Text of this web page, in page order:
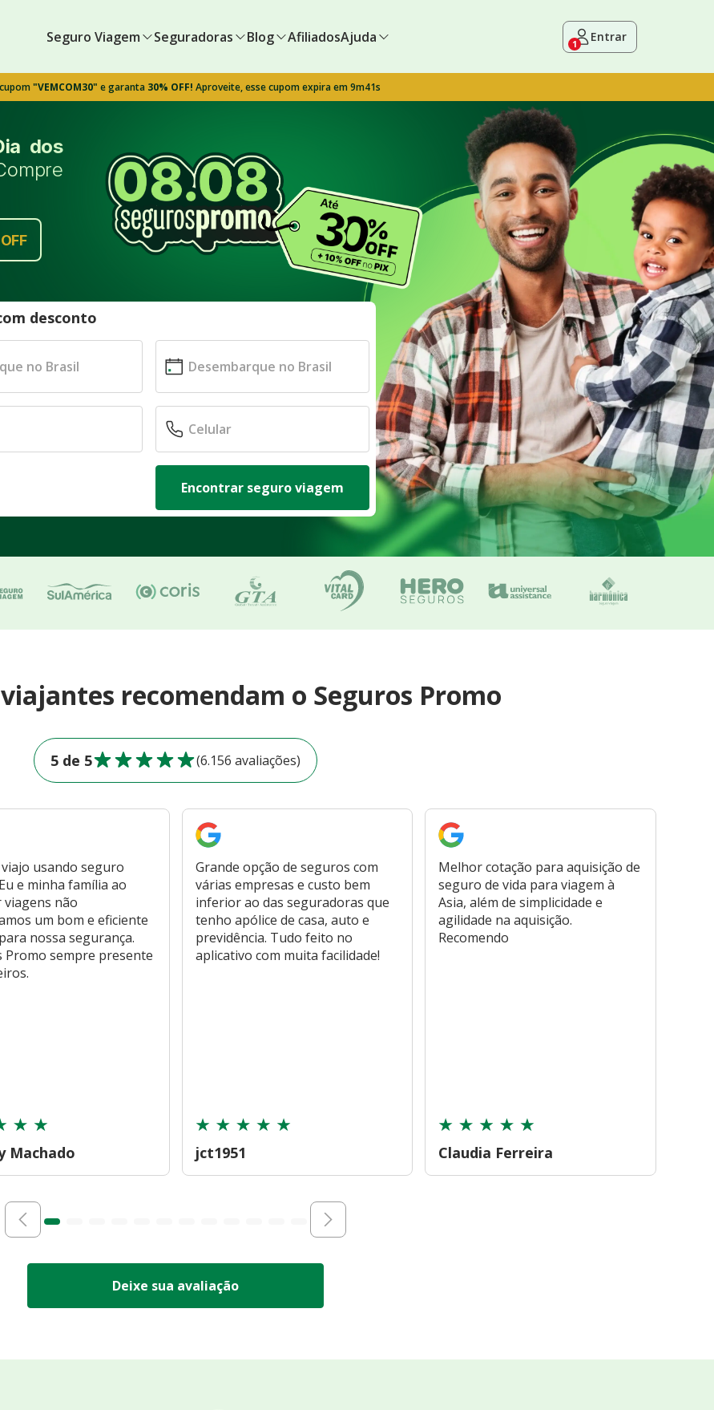
Seguro Viagem Seguradoras Blog AfiliadosAjuda 1 Entrar
"VEMCOM30" e garanta 30% OFF! Aproveite, esse cupom expira em 9m40s
dos
OFF
desconto
Encontrar seguro viagem
recomendam o Seguros Promo
5 de 5 (6.156 avaliações)
usando seguro
e minha família ao
viagens não
um bom e eficiente
nossa segurança.
Promo sempre presente
Machado
Grande opção de seguros com
várias empresas e custo bem
inferior ao das seguradoras que
tenho apólice de casa, auto e
previdência. Tudo feito no
aplicativo com muita facilidade!
jct1951
Melhor cotação para aquisição de
seguro de vida para viagem à
Asia, além de simplicidade e
agilidade na aquisição.
Recomendo
Claudia Ferreira
Deixe sua avaliação